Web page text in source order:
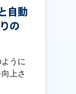
自動
の
うに
上さ